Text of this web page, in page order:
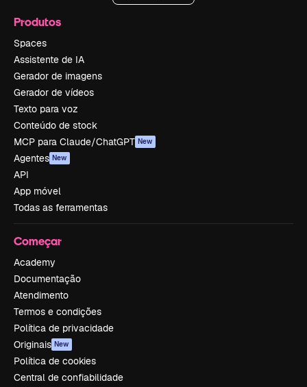
Produtos
Spaces
Assistente de IA
Gerador de imagens
Gerador de vídeos
Texto para voz
Conteúdo de stock
MCP para Claude/ChatGPT New
Agentes New
API
App móvel
Todas as ferramentas
Começar
Academy
Documentação
Atendimento
Termos e condições
Política de privacidade
Originais New
Política de cookies
Central de confiabilidade